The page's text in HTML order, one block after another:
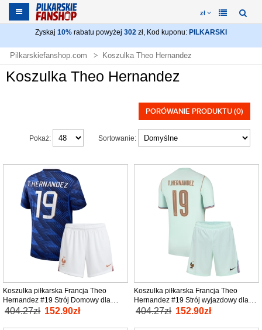
zł
Zyskaj 10% rabatu powyżej 302 zł, Kod kuponu: PILKARSKI
Pilkarskiefanshop.com Koszulka Theo Hernandez
Koszulka Theo Hernandez
PORÓWANIE PRODUKTU (0)
Sortowanie:
Pokaż:
Koszulka piłkarska Francja Theo
Hernandez #19 Strój Domowy dla
dzieci MŚ 2026 tanio Krótki Rękaw (+
404.27zł 152.90zł
Koszulka piłkarska Francja Theo
Hernandez #19 Strój wyjazdowy dla
dzieci MŚ 2026 tanio Krótki Rękaw (+
404.27zł 152.90zł